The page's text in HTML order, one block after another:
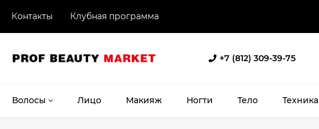
Контакты Клубная программа
+7 (812) 309-39-75
Волосы Лицо Макияж Ногти Тело Техника